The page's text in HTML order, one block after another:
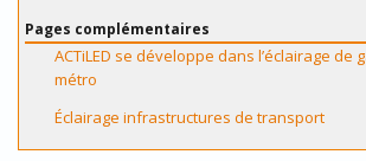
Pages complémentaires
ACTiLED se développe dans l’éclairage de
métro
Éclairage infrastructures de transport